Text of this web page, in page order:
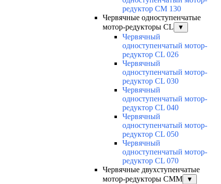
редуктор CM 130
Червячные одноступенчатые
мотор-редукторы CL
▼
Червячный
одноступенчатый мотор-
редуктор CL 026
Червячный
одноступенчатый мотор-
редуктор CL 030
Червячный
одноступенчатый мотор-
редуктор CL 040
Червячный
одноступенчатый мотор-
редуктор CL 050
Червячный
одноступенчатый мотор-
редуктор CL 070
Червячные двухступенчатые
мотор-редукторы CMM
▼